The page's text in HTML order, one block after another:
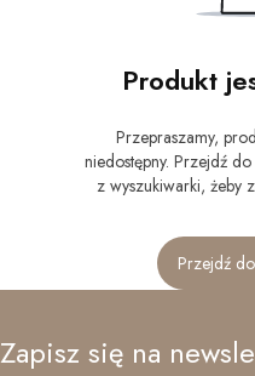
Produkt
Przepraszamy,
niedostępny. Przejdź
z wyszukiwarki, żeby
Przejdź
Zapisz się na